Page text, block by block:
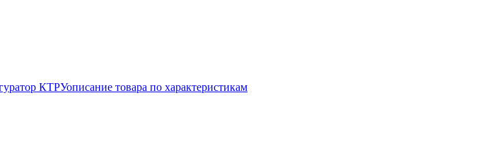
КТРУописание товара по характеристикам